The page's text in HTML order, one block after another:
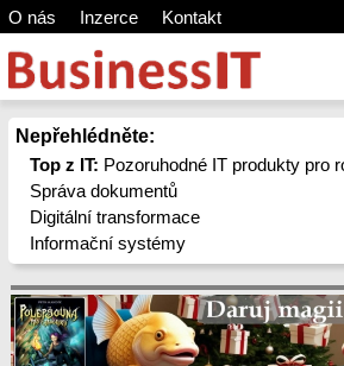
O nás Inzerce Kontakt
Nepřehlédněte:
Top z IT: Pozoruhodné IT produkty pro
Správa dokumentů
Digitální transformace
Informační systémy